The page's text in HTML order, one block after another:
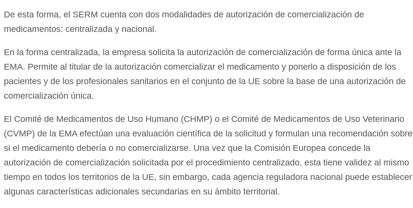
De esta forma, el SERM cuenta con dos modalidades de autorización de comercialización de
medicamentos: centralizada y nacional.
En la forma centralizada, la empresa solicita la autorización de comercialización de forma única ante la
EMA. Permite al titular de la autorización comercializar el medicamento y ponerlo a disposición de los
pacientes y de los profesionales sanitarios en el conjunto de la UE sobre la base de una autorización de
comercialización única.
El Comité de Medicamentos de Uso Humano (CHMP) o el Comité de Medicamentos de Uso Veterinario
(CVMP) de la EMA efectúan una evaluación científica de la solicitud y formulan una recomendación sobre
si el medicamento debería o no comercializarse. Una vez que la Comisión Europea concede la
autorización de comercialización solicitada por el procedimiento centralizado, esta tiene validez al mismo
tiempo en todos los territorios de la UE, sin embargo, cada agencia reguladora nacional puede establecer
algunas características adicionales secundarias en su ámbito territorial.